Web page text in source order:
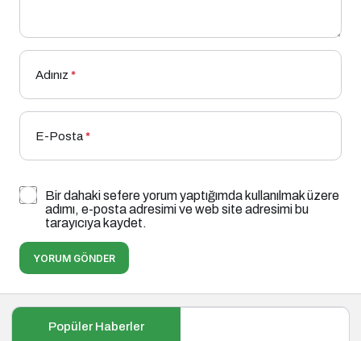
Adınız *
E-Posta*
Bir dahaki sefere yorum yaptığımda kullanılmak üzere
adımı, e-posta adresimi ve web site adresimi bu
tarayıcıya kaydet.
YORUM GÖNDER
Popüler Haberler